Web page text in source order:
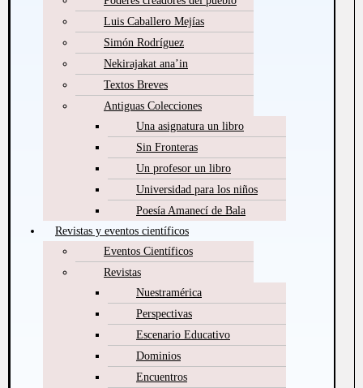
Luis Caballero Mejías
Simón Rodríguez
Nekirajakat ana’in
Textos Breves
Antiguas Colecciones
Una asignatura un libro
Sin Fronteras
Un profesor un libro
Universidad para los niños
Poesía Amanecí de Bala
Revistas y eventos científicos
Eventos Científicos
Revistas
Nuestramérica
Perspectivas
Escenario Educativo
Dominios
Encuentros